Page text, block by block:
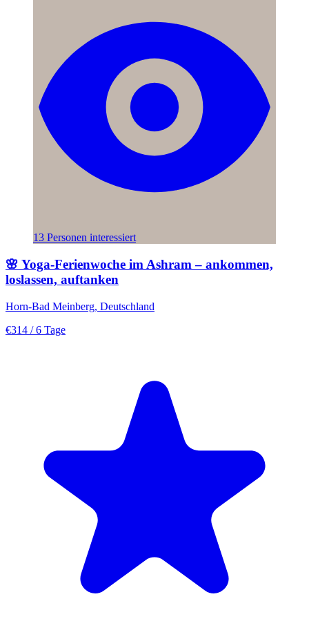
13 Personen interessiert
🌸 Yoga-Ferienwoche im Ashram – ankommen,
loslassen, auftanken
Horn-Bad Meinberg, Deutschland
€314 / 6 Tage